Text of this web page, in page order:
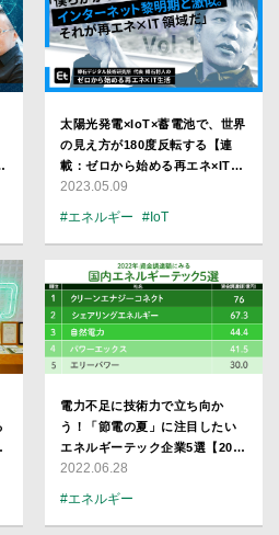
太陽光発電×IoT×蓄電池で、世界
の見え方が180度反転する【連
載：ゼロから始める再エネ×IT生
活】
2023.05.09
#エネルギー
#IoT
電力不足に技術力で立ち向か
う！「節電の夏」に注目したい
エネルギーテック企業5選【2022
上半期 資金調達額ランキング】
2022.06.28
#エネルギー